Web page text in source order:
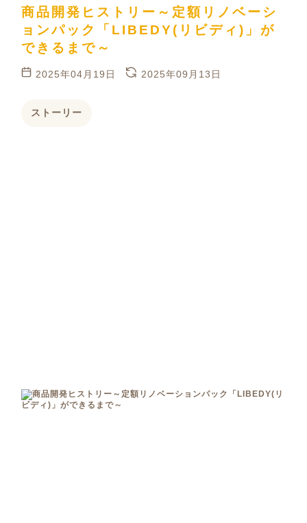
商品開発ヒストリー～定額リノベーシ
ョンパック「LIBEDY(リビディ)」が
できるまで～
2025年04月19日 2025年09月13日
ストーリー